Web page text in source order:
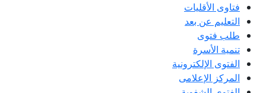
فتاوى الأقليات
التعليم عن بعد
طلب فتوى
تنمية الأسرة
الفتوى الإلكترونية
المركز الإعلامى